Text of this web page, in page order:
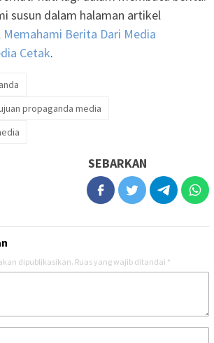
susun dalam halaman artikel
Memahami Berita Dari Media
Cetak.
propaganda media
SEBARKAN
dipublikasikan. Ruas yang wajib ditandai *